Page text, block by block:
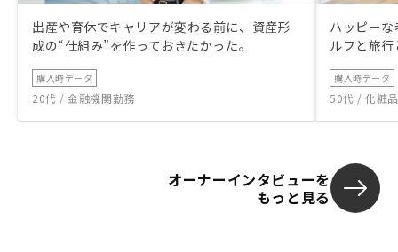
出産や育休でキャリアが変わる前に、資産形
成の“仕組み”を作っておきたかった。
購入時データ
20代 / 金融機関勤務
ハッピー
ルフと旅
購入時データ
50代 / 化粧
オーナーインタビューを
もっと見る